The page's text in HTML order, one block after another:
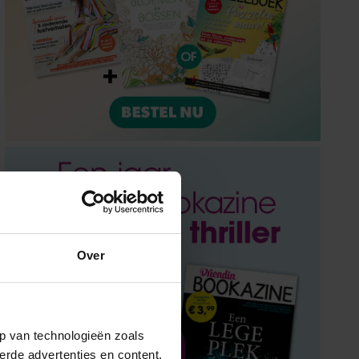
Over
van technologieën zoals
advertenties en content,